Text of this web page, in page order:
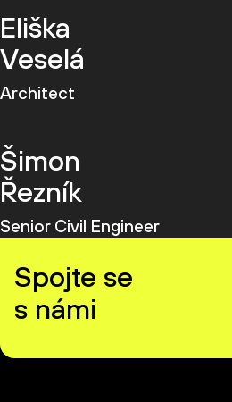
Eliška
Veselá
Architect
Šimon
Řezník
Senior Civil Engineer
Spojte se
s námi